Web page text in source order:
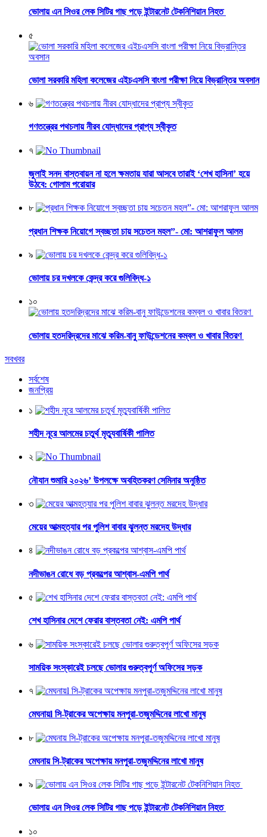
ভোলায় এন সিওর লেক সিটির গাছ পড়ে ইন্টারনেট টেকনিশিয়ান নিহত
৫
ভোলা সরকারি মহিলা কলেজের এইচএসসি বাংলা পরীক্ষা নিয়ে বিভ্রান্তির অবসান
৬
গণতন্ত্রের পথচলায় নীরব যোদ্ধাদের প্রাপ্য স্বীকৃত
৭
জুলাই সনদ বাস্তবায়ন না হলে ক্ষমতায় যারা আসবে তারাই ‘শেখ হাসিনা’ হয়ে
উঠবে: গোলাম পরোয়ার
৮
প্রধান শিক্ষক নিয়োগে স্বচ্ছতা চায় সচেতন মহল”- মো: আশরাফুল আলম
৯
ভোলায় চর দখলকে কেন্দ্র করে গুলিবিদ্ধ-১
১০
ভোলায় হতদরিদ্রদের মাঝে করিম-বানু ফাউন্ডেশনের কম্বল ও খাবার বিতরণ
সবখবর
সর্বশেষ
জনপ্রিয়
১
শহীদ নূরে আলমের চতুর্থ মৃত্যুবার্ষিকী পালিত
২
নৌযান শুমারি ২০২৬’ উপলক্ষে অবহিতকরণ সেমিনার অনুষ্ঠিত
৩
মেয়ের আত্মহত্যার পর পুলিশ বাবার ঝুলন্ত মরদেহ উদ্ধার
৪
নদীভাঙন রোধে বড় প্রকল্পের আশ্বাস-এমপি পার্থ
৫
শেখ হাসিনার দেশে ফেরার বাস্তবতা নেই: এমপি পার্থ
৬
সাময়িক সংস্কারেই চলছে ভোলার গুরুত্বপূর্ণ অফিসের সড়ক
৭
মেঘনায়l সি-ট্রাকের অপেক্ষায় মনপুরা-তজুমদ্দিনের লাখো মানুষ
৮
মেঘনায় সি-ট্রাকের অপেক্ষায় মনপুরা-তজুমদ্দিনের লাখো মানুষ
৯
ভোলায় এন সিওর লেক সিটির গাছ পড়ে ইন্টারনেট টেকনিশিয়ান নিহত
১০